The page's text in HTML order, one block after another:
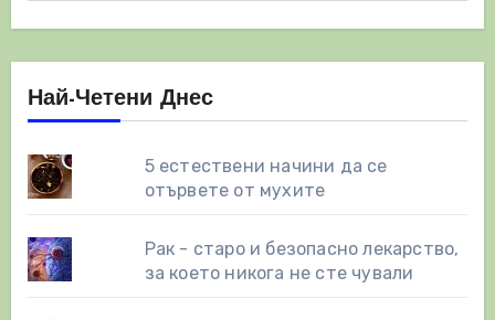
Най-Четени Днес
5 естествени начини да се
отървете от мухите
Рак - старо и безопасно лекарство,
за което никога не сте чували